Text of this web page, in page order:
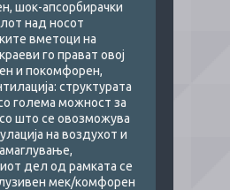
шок-апсорбирачки
над носот
вметоци на
го прават овој
и покомфорен,
структурата
голема можност за
што се овозможува
на воздухот и
дел од рамката се
мек/комфорен